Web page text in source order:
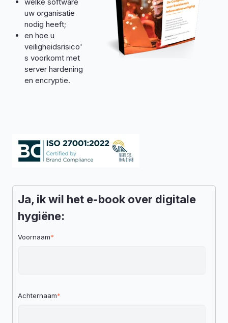
welke software
uw organisatie
nodig heeft;
en hoe u
veiligheidsrisico'
s voorkomt met
server hardening
en encryptie.
Ja, ik wil het e-book over digitale
hygiëne:
Voornaam*
Achternaam*